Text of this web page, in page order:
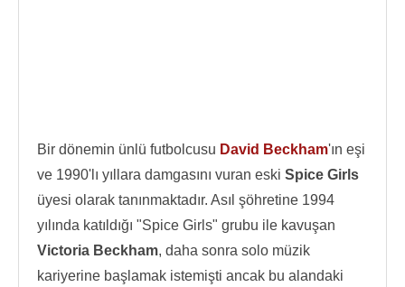
Bir dönemin ünlü futbolcusu David Beckham'ın eşi
ve 1990'lı yıllara damgasını vuran eski Spice Girls
üyesi olarak tanınmaktadır. Asıl şöhretine 1994
yılında katıldığı "Spice Girls" grubu ile kavuşan
Victoria Beckham, daha sonra solo müzik
kariyerine başlamak istemişti ancak bu alandaki